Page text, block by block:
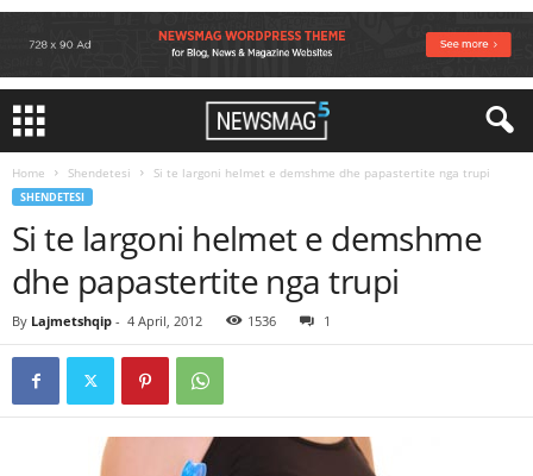
Home Shendetesi Si te largoni helmet e demshme dhe papastertite nga trupi
SHENDETESI
Si te largoni helmet e demshme
dhe papastertite nga trupi
By Lajmetshqip - 4 April, 2012 1536 1